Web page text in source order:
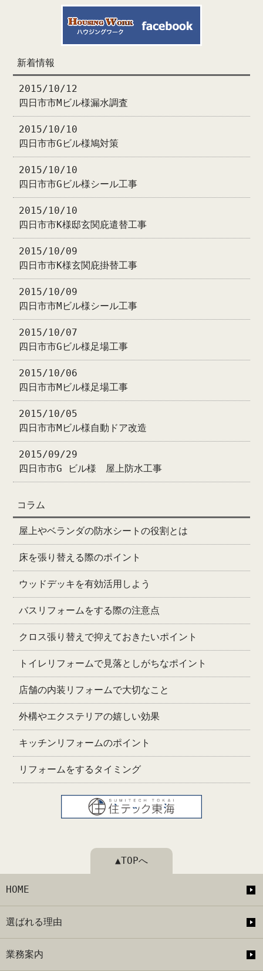
新着情報
2015/10/12
四日市市Mビル様漏水調査
2015/10/10
四日市市Gビル様鳩対策
2015/10/10
四日市市Gビル様シール工事
2015/10/10
四日市市K様邸玄関庇遣替工事
2015/10/09
四日市市K様玄関庇掛替工事
2015/10/09
四日市市Mビル様シール工事
2015/10/07
四日市市Gビル様足場工事
2015/10/06
四日市市Mビル様足場工事
2015/10/05
四日市市Mビル様自動ドア改造
2015/09/29
四日市市G ビル様 屋上防水工事
コラム
屋上やベランダの防水シートの役割とは
床を張り替える際のポイント
ウッドデッキを有効活用しよう
バスリフォームをする際の注意点
クロス張り替えで抑えておきたいポイント
トイレリフォームで見落としがちなポイント
店舗の内装リフォームで大切なこと
外構やエクステリアの嬉しい効果
キッチンリフォームのポイント
リフォームをするタイミング
▲TOPへ
HOME
選ばれる理由
業務案内